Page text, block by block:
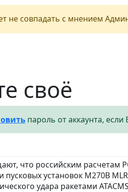
не совпадать с мнением
своё
пароль от аккаунта,
что российским расчетам
установок M270B
удара ракетами